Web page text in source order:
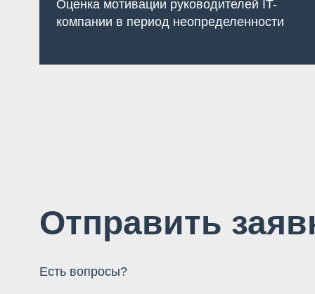
Оценка мотивации руководителей IT-
компании в период неопределенности
Отправить
Есть вопросы?